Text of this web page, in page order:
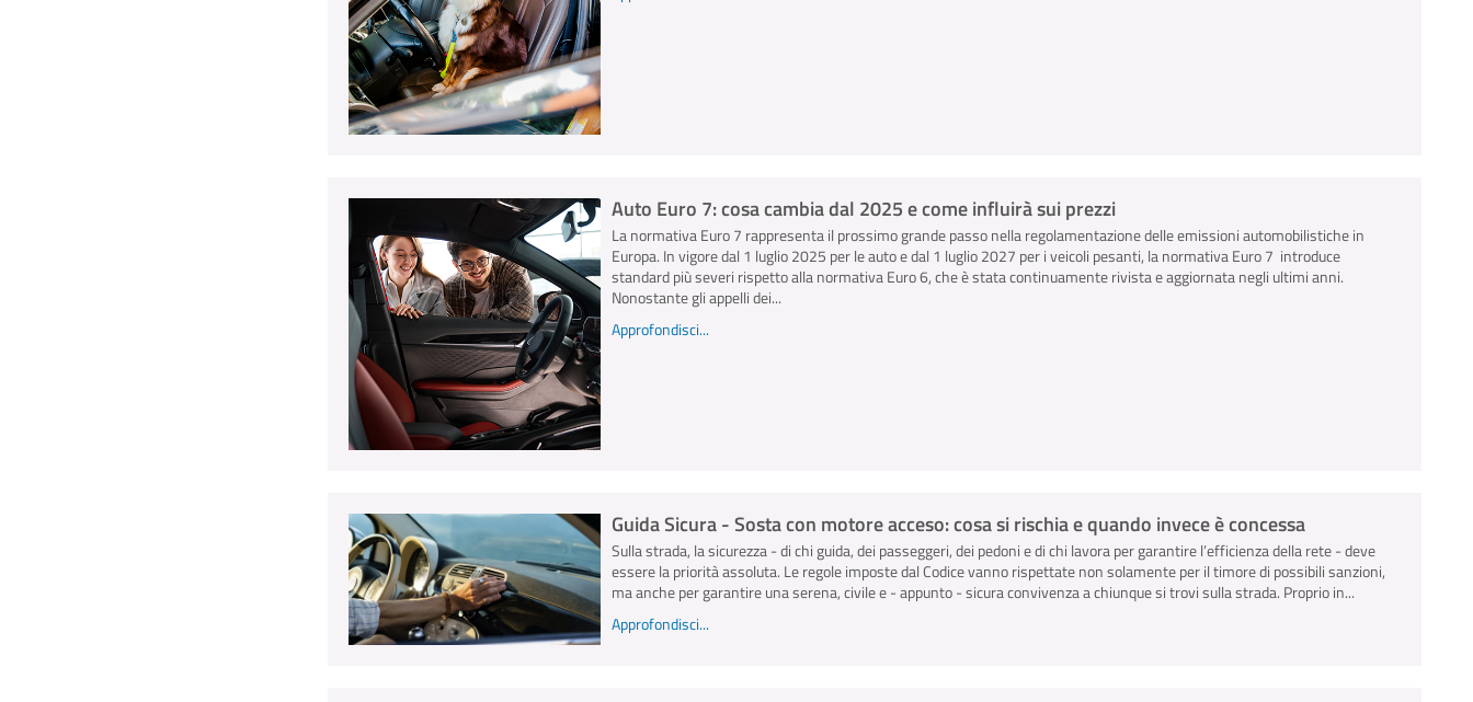
Auto Euro 7: cosa cambia dal 2025 e come influirà sui prezzi
La normativa Euro 7 rappresenta il prossimo grande passo nella regolamentazione delle emissioni automobilistiche in
Europa. In vigore dal 1 luglio 2025 per le auto e dal 1 luglio 2027 per i veicoli pesanti, la normativa Euro 7 introduce
standard più severi rispetto alla normativa Euro 6, che è stata continuamente rivista e aggiornata negli ultimi anni.
Nonostante gli appelli dei...
Approfondisci...
Guida Sicura - Sosta con motore acceso: cosa si rischia e quando invece è concessa
Sulla strada, la sicurezza - di chi guida, dei passeggeri, dei pedoni e di chi lavora per garantire l’efficienza della rete - deve
essere la priorità assoluta. Le regole imposte dal Codice vanno rispettate non solamente per il timore di possibili sanzioni,
ma anche per garantire una serena, civile e - appunto - sicura convivenza a chiunque si trovi sulla strada. Proprio in...
Approfondisci...